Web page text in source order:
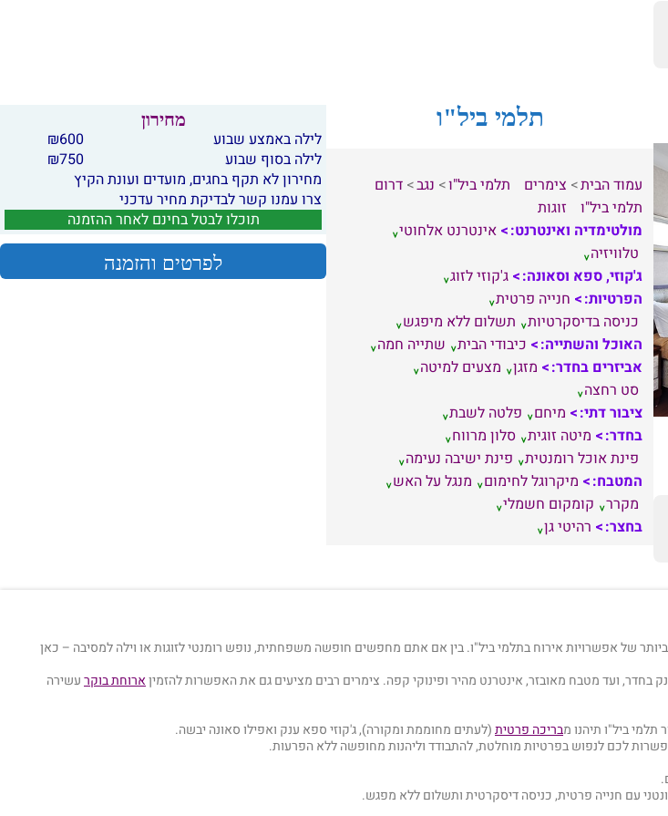
תלמי ביל"ו
עמוד הבית צימרים תלמי ביל"ו נגב
דרום
תלמי ביל"ו
זוגות
מולטימדיה ואינטרנט:
אינטרנט אלחוטי
טלוויזיה
ג'קוזי, ספא וסאונה:
ג'קוזי לזוג
הפרטיות:
חנייה פרטית
כניסה בדיסקרטיות תשלום ללא מיפגש
האוכל והשתייה:
כיבודי הבית שתייה חמה
אביזרים בחדר:
מזגן מצעים למיטה
סט רחצה
ציבור דתי:
מיחם
פלטה לשבת
בחדר:
מיטה זוגית סלון מרווח
פינת אוכל רומנטית פינת ישיבה נעימה
המטבח:
מיקרוגל לחימום
מנגל על האש
מקרר קומקום חשמלי
בחצר:
רהיטי גן
מחירון
לילה באמצע שבוע 600
₪
לילה בסוף שבוע
750
₪
מחירון לא תקף בחגים, מועדים ועונת הקיץ
צרו עמנו קשר לבדיקת מחיר עדכני
תוכלו לבטל בחינם לאחר ההזמנה
לפרטים והזמנה
של אפשרויות אירוח בתלמי ביל"ו. בין אם אתם מחפשים חופשה משפחתית, נופש רומנטי לזוגות או וילה למסיבה – כאן
בחדר, ועד מטבח מאובזר, אינטרנט מהיר ופינוקי קפה. צימרים רבים מציעים גם את האפשרות להזמיןארוחת בוקרעשירה
תלמי ביל"ו תיהנו מבריכה פרטית(לעתים מחוממת ומקורה), ג'קוזי ספא ענק ואפילו סאונה יבשה.
לכם לנפוש בפרטיות מוחלטת, להתבודד וליהנות מחופשה ללא הפרעות.
עם חנייה פרטית, כניסה דיסקרטית ותשלום ללא מפגש.